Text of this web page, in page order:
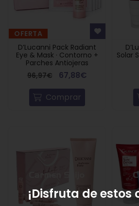
OFERTA
D’Lucanni Pack Radiant
Eye & Mask · Contorno +
Parches Antiojeras
96,97€
67,88€
Comprar
Solar
¡Disfruta de estos